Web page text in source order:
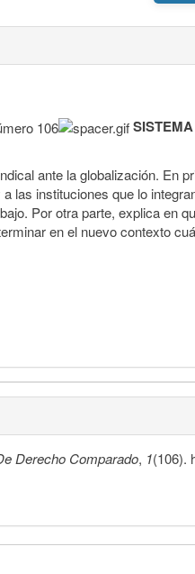
ante la globalización. En
instituciones que lo
Por otra parte, explica en
en el nuevo contexto
Derecho Comparado, 1(106).